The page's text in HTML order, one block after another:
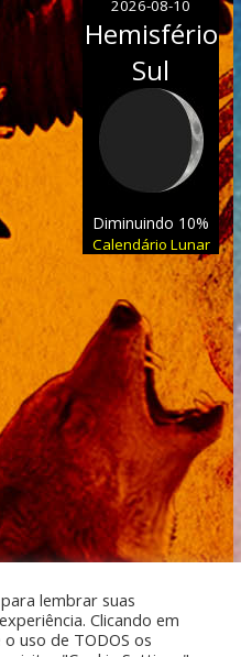
2026-08-10
Hemisfério
Sul
Diminuindo 10%
Calendário Lunar
lembrar suas
Clicando em
uso de TODOS os